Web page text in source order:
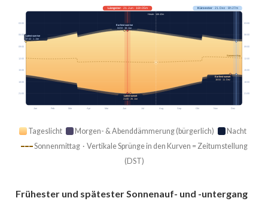
Jan Feb Mär Apr Mai Jun Jul Aug Sep Okt Nov Dez
Sonnenmittag
03:00 03:00
06:00 06:00
09:00 09:00
12:00 12:00
15:00 15:00
18:00 18:00
21:00 21:00
Längster· 21. Jun · 16h 05m Kürzester· 21. Dez · 8h 27m
Heute · 14h 42m
Earliest sunrise
04:53 · 16. Jun
Latest sunrise
07:42 · 1. Jan
Earliest sunset
16:04 · 11. Dez
Latest sunset
21:00 · 26. Jun
Tageslicht Morgen- & Abenddämmerung (bürgerlich)
Nacht
Sonnenmittag · Vertikale Sprünge in den Kurven = Zeitumstellung
(DST)
Frühester und spätester Sonnenauf- und -untergang